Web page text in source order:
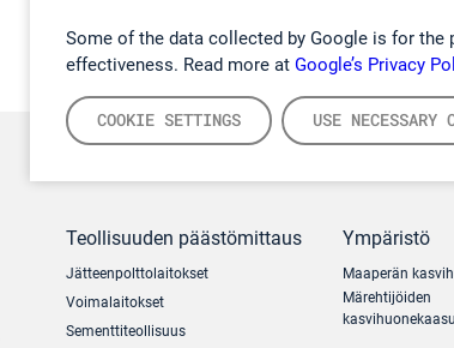
Some of the data collected by Google is for
effectiveness. Read more at Google’s Privacy
COOKIE SETTINGS USE NECESSARY
Teollisuuden päästömittaus
Jätteenpolttolaitokset
Voimalaitokset
Sementtiteollisuus
Ympäristö
Maaperän
Märehtijöiden